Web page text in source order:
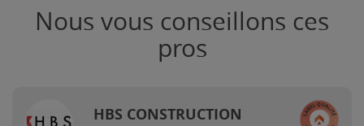
Nous vous conseillons ces
pros
HBS CONSTRUCTION